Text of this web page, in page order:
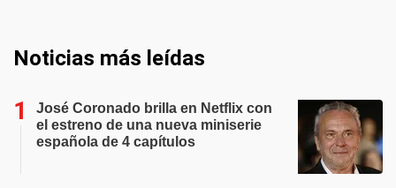
Noticias más leídas
José Coronado brilla en Netflix con
el estreno de una nueva miniserie
española de 4 capítulos